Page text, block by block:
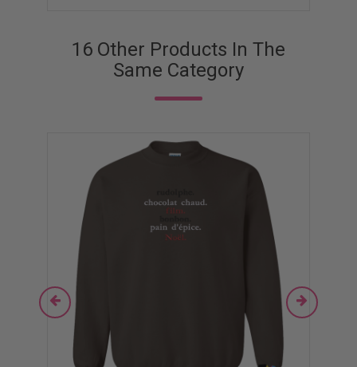
16 Other Products In The
Same Category